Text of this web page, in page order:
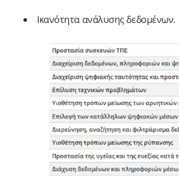
Ικανότητα ανάλυσης δεδομένων.